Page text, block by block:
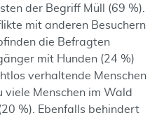
der Begriff Müll (69 %).
mit anderen Besuchern
die Befragten
mit Hunden (24 %)
verhaltende Menschen
viele Menschen im Wald
%). Ebenfalls behindert